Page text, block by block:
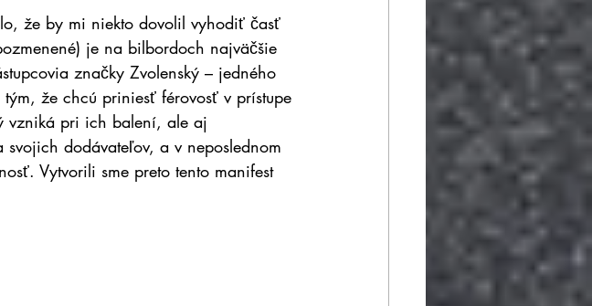
že by mi niekto dovolil vyhodiť časť
je na bilbordoch najväčšie
značky Zvolenský – jedného
že chcú priniesť férovosť v prístupe
vzniká pri ich balení, ale aj
dodávateľov, a v neposlednom
Vytvorili sme preto tento manifest